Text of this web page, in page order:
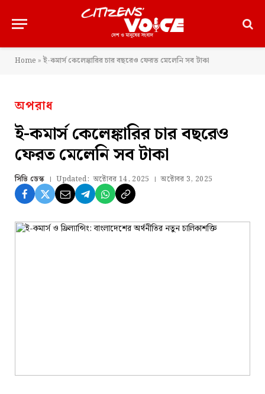
Home » ই-কমার্স কেলেঙ্কারির চার বছরেও ফেরত মেলেনি সব টাকা
অপরাধ
ই-কমার্স কেলেঙ্কারির চার বছরেও
ফেরত মেলেনি সব টাকা
সিভি ডেস্ক Updated: অক্টোবর 14, 2025 অক্টোবর 3, 2025